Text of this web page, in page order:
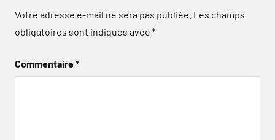
Votre adresse e-mail ne sera pas publiée. Les champs
obligatoires sont indiqués avec*
Commentaire*